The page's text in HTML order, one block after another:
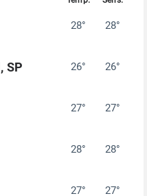
28° 28°
SP 26° 26°
27° 27°
28° 28°
27° 27°